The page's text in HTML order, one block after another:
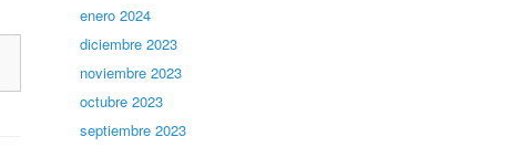
enero 2024
diciembre 2023
noviembre 2023
octubre 2023
septiembre 2023